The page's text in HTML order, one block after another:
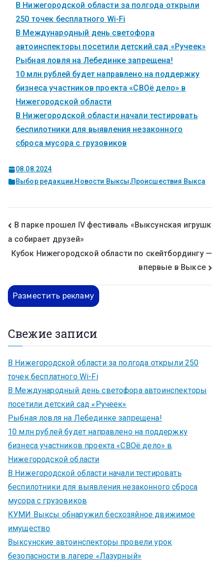
В Нижегородской области за полгода открыли
250 точек бесплатного Wi-Fi
В Международный день светофора
автоинспекторы посетили детский сад «Ручеек»
Рыбная ловля на Лебединке запрещена!
10 млн рублей будет направлено на поддержку
бизнеса участников проекта «СВОё дело» в
Нижегородской области
В Нижегородской области начали тестировать
беспилотники для выявления незаконного
сброса мусора с грузовиков
08.08.2024
Выбор редакции,Новости Выксы,Происшествия Выкса
В парке прошел IV фестиваль «Выксунская игрушк
а собирает друзей»
Кубок Нижегородской области по скейтбордингу —
впервые в Выксе
Разместить рекламу
Свежие записи
В Нижегородской области за полгода открыли 250
точек бесплатного Wi-Fi
В Международный день светофора автоинспекторы
посетили детский сад «Ручеек»
Рыбная ловля на Лебединке запрещена!
10 млн рублей будет направлено на поддержку
бизнеса участников проекта «СВОё дело» в
Нижегородской области
В Нижегородской области начали тестировать
беспилотники для выявления незаконного сброса
мусора с грузовиков
КУМИ Выксы обнаружил бесхозяйное движимое
имущество
Выксунские автоинспекторы провели урок
безопасности в лагере «Лазурный»